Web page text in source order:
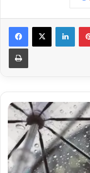
Facebook
X
Imprimir
Ventania
atinge
o
vale
do
Ivaí
e